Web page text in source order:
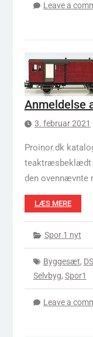
Leave a
Anmeldelse
3. februar 2021
Proinor.dk
teaktræsbeklædt
den ovennævnte
LÆS MERE
Spor 1 nyt
Byggesæt,
Selvbyg, Spor1
Leave a